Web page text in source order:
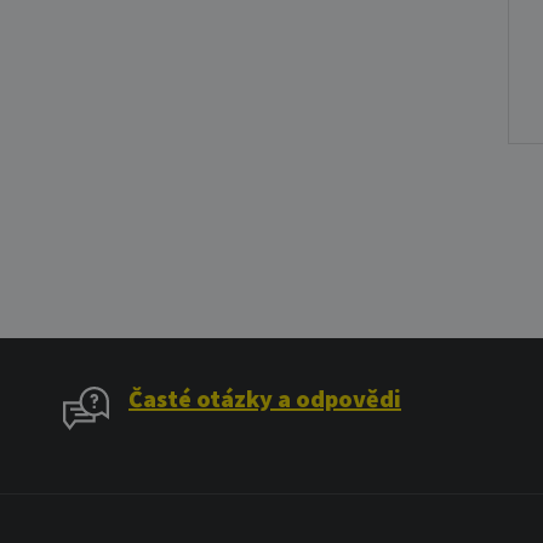
Časté otázky a odpovědi